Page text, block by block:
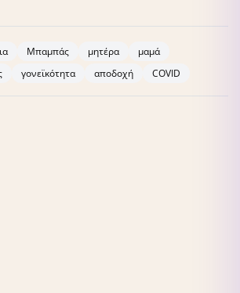
Μπαμπάς μητέρα
μαμά
γονεϊκότητα αποδοχή COVID